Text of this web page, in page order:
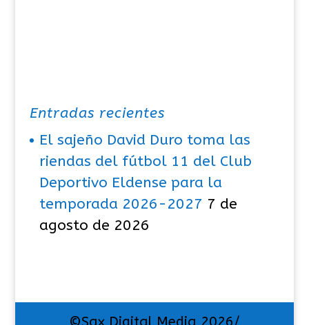
Entradas recientes
El sajeño David Duro toma las
riendas del fútbol 11 del Club
Deportivo Eldense para la
temporada 2026-2027 7 de
agosto de 2026
©Sax Digital Media 2026/